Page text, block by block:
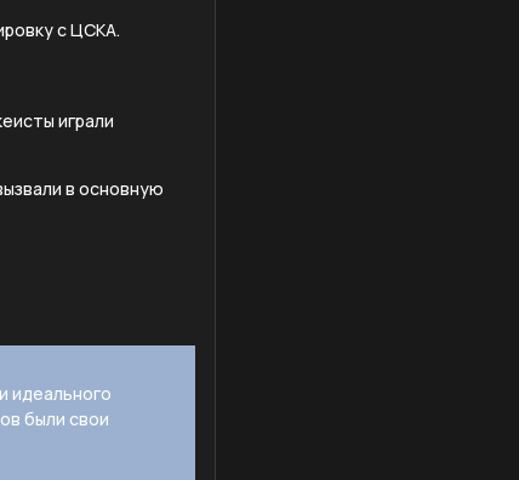
с ЦСКА.
играли
в основную
идеального
были свои